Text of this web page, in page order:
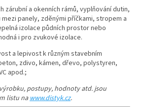
zárubní a okenních rámů, vyplňování dutin,
panely, zděnými příčkami, stropem a
izolace půdních prostor nebo
i pro zvukové izolace.
a lepivost k různým stavebním
zdivo, kámen, dřevo, polystyren,
apod.;
postupy, hodnoty atd. jsou
listu nawww.distyk.cz.